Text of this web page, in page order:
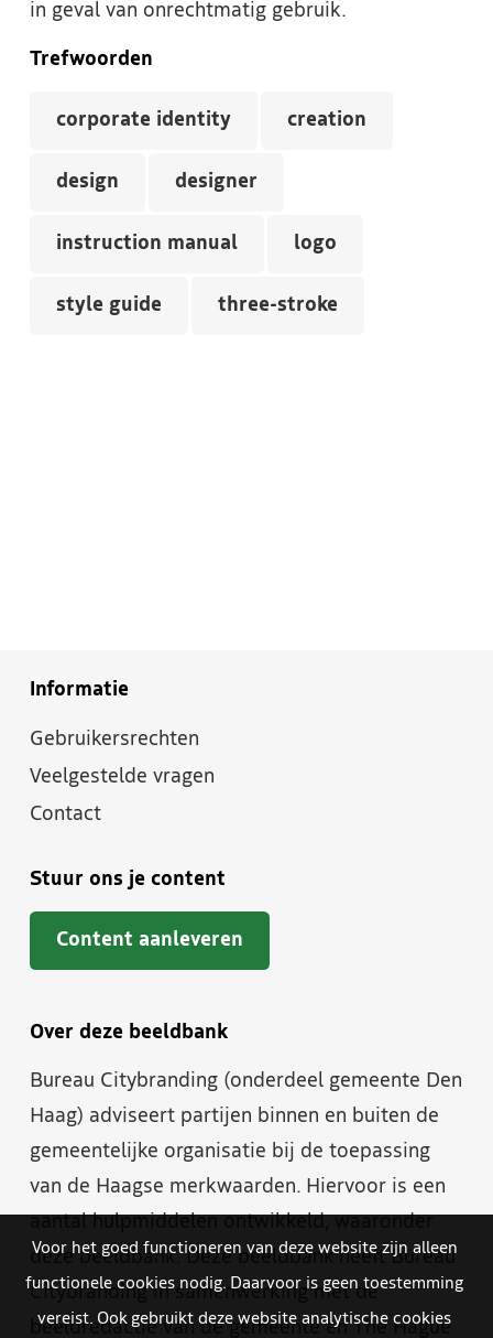
in geval van onrechtmatig gebruik.
Trefwoorden
corporate identity creation
design designer
instruction manual logo
style guide three-stroke
Informatie
Gebruikersrechten
Veelgestelde vragen
Contact
Stuur ons je content
Content aanleveren
Over deze beeldbank
Bureau Citybranding (onderdeel gemeente Den
Haag) adviseert partijen binnen en buiten de
gemeentelijke organisatie bij de toepassing
van de Haagse merkwaarden. Hiervoor is een
deze beeldbank. Deze beeldbank heeft Bureau
Citybranding in samenwerking met de
beeldredactie van de gemeente en The Hague
Voor het goed functioneren van deze website zijn alleen
functionele cookies nodig. Daarvoor is geen toestemming
vereist. Ook gebruikt deze website analytische cookies